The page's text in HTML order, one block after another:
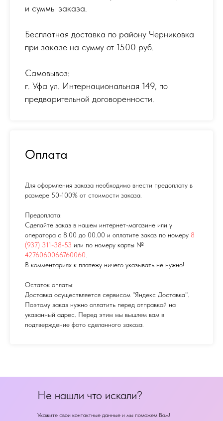
и суммы заказа.
Бесплатная доставка по району Черниковка
при заказе на сумму от 1500 руб.
Самовывоз:
г. Уфа ул. Интернациональная 149, по
предварительной договоренности.
Оплата
Для оформления заказа необходимо внести предоплату в
размере 50-100% от стоимости заказа.
Предоплата:
Сделайте заказ в нашем интернет-магазине или у
оператора с 8.00 до 00.00 и оплатите заказ по номеру 8
(937) 311-38-53 или по номеру карты №
4276060066760060
В комментариях к платежу ничего указывать не нужно!
Остаток оплаты:
Доставка осуществляется сервисом "Яндекс Доставка".
Поэтому заказ нужно оплатить перед отправкой на
указанный адрес. Перед этим мы вышлем вам в
подтверждение фото сделанного заказа.
Не нашли что искали?
Укажите свои контактные данные и мы поможем Вам!